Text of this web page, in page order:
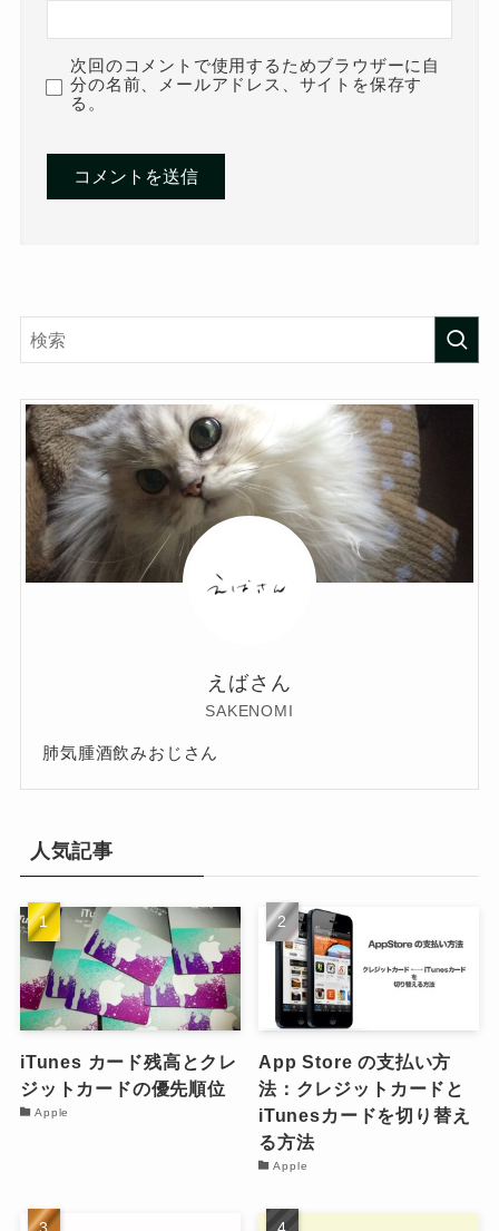
次回のコメントで使用するためブラウザーに自
分の名前、メールアドレス、サイトを保存す
る。
えばさん
SAKENOMI
肺気腫酒飲みおじさん
人気記事
iTunes カード残高とクレ
ジットカードの優先順位
Apple
App Store の支払い方
法：クレジットカードと
iTunesカードを切り替え
る方法
Apple